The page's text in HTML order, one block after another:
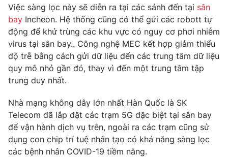
Hậu trường
Nhân vật
Khán giả
Giải sao mai
Điện ảnh
Âm nhạc
Sao
Đời sống
Du lịch
Làm đẹp
Chất lượng cuộc sống
Giáo dục
Tuyển sinh
Công nghệ
Hitech Công nghệ tương lai
Sản phẩm
Thị trường
Giao lưu trực tuyến
Lịch phát sóng
Việc sàng lọc này sẽ diễn ra tại các sảnh đến tại sân
bay Incheon. Hệ thống cũng có thể gửi các robott tự
động để khử trùng các khu vực có nguy cơ phơi nhiễm
virus tại sân bay.. Công nghệ MEC kết hợp giảm thiểu
độ trễ bằng cách gửi dữ liệu đến các trung tâm dữ liệu
quy mô nhỏ gần đó, thay vì đến một trung tâm tập
trung duy nhất.
Nhà mạng không dây lớn nhất Hàn Quốc là SK
Telecom đã lắp đặt các trạm 5G đặc biệt tại sân bay
để vận hành dịch vụ trên, ngoài ra các trạm cũng sử
dụng con chip trí tuệ nhân tạo có khả năng sàng lọc
các bệnh nhân COVID-19 tiềm năng.